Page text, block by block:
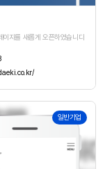
이지를 새롭게 오픈하였습니다.
일반기업